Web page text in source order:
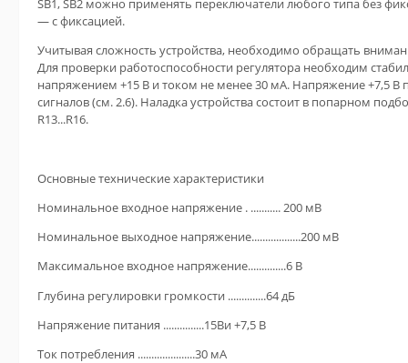
SB1, SB2 можно применять переключатели любого типа без
— с фиксацией.
Учитывая сложность устройства, необходимо обращать
Для проверки работоспособности регулятора необходим
напряжением +15 В и током не менее 30 мА. Напряжение +7,5 В
сигналов (см. 2.6). Наладка устройства состоит в попарном
R13...R16.
Основные технические характеристики
Номинальное входное напряжение . ........... 200 мВ
Номинальное выходное напряжение..................200 мВ
Максимальное входное напряжение..............6 В
Глубина регулировки громкости ..............64 дБ
Напряжение питания ...............15Ви +7,5 В
Ток потребления .....................30 мА